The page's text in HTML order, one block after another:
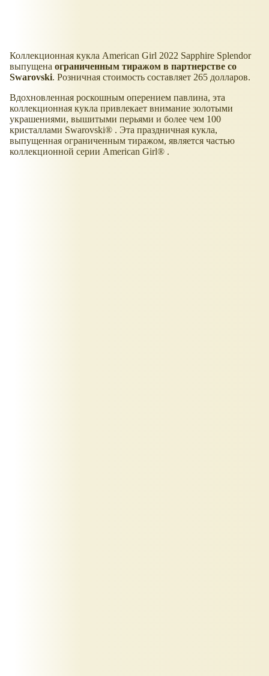
Коллекционная кукла American Girl 2022 Sapphire Splendor
выпущена ограниченным тиражом в партнерстве со
Swarovski. Розничная стоимость составляет 265 долларов.
Вдохновленная роскошным оперением павлина, эта
коллекционная кукла привлекает внимание золотыми
украшениями, вышитыми перьями и более чем 100
кристаллами Swarovski® . Эта праздничная кукла,
выпущенная ограниченным тиражом, является частью
коллекционной серии American Girl® .